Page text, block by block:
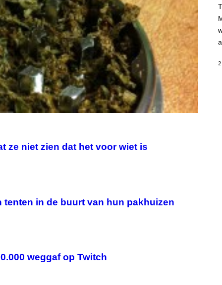
ze niet zien dat het voor wiet is
in de buurt van hun pakhuizen
weggaf op Twitch
A
M
/
G
T
Y
I
2